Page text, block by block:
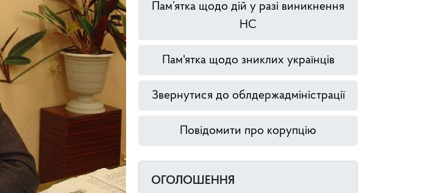
Пам’ятка щодо дій у разі виникнення
НС
Пам'ятка щодо зниклих українців
Звернутися до облдержадміністрації
Повідомити про корупцію
ОГОЛОШЕННЯ